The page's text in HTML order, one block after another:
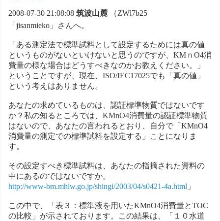
2008-07-30 21:08:08 筑波山麓 （ZWl7b25
「jisanmieko」さんへ。
「ある測定法で標準試料として設定するためには真の値
というものがないといけないと思うのですが、KMｎO4消
費量の様な場合はどうすべきなのかお教えください。」
ということですが、現在、ISO/IEC17025でも「真の値」
という考えはありません。
あなたの求めているものは、認証標準物質ではないです
か？私の知るところでは、KMnO4消費量の認証標準物質
はないので、あなたの言われるとおり、自分で「KMnO4
消費量の測定での標準試料を設定する」ことになりま
す。
その設定すべき標準試料は、あなたの指摘された資料の
中にあるのではないですか。
http://www-bm.mhlw.go.jp/shingi/2003/04/s0421-4a.html 」
この中で、「表３：標準液を用いたKMnO4消費量とTOC
の比較」が示されております。この結果は、「１０水道